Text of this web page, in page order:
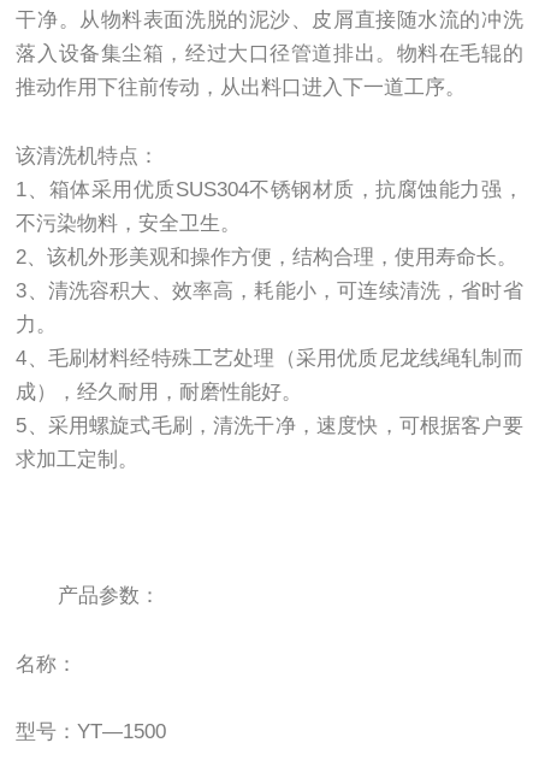
干净。从物料表面洗脱的泥沙、皮屑直接随水流的冲洗
落入设备集尘箱，经过大口径管道排出。物料在毛辊的
推动作用下往前传动，从出料口进入下一道工序。
该清洗机特点：
1、 箱体采用优质SUS304不锈钢材质，抗腐蚀能力强，
不污染物料，安全卫生。
2、该机外形美观和操作方便，结构合理，使用寿命长。
3、清洗容积大、效率高，耗能小，可连续清洗，省时省
力。
4、毛刷材料经特殊工艺处理（采用优质尼龙线绳轧制而
成），经久耐用，耐磨性能好。
5、采用螺旋式毛刷，清洗干净，速度快，可根据客户要
求加工定制。
产品参数：
名称：
型号：YT—1500